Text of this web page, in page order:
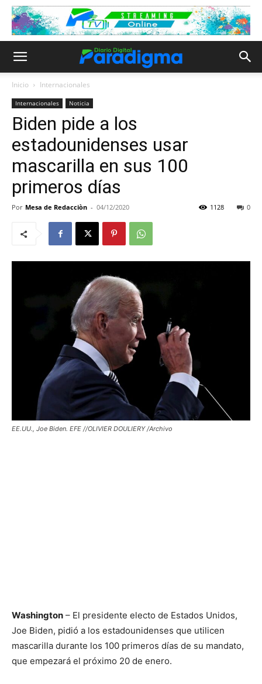
Inicio Internacionales
Internacionales Noticia
Biden pide a los
estadounidenses usar
mascarilla en sus 100
primeros días
Por Mesa de Redacciòn - 04/12/2020 0
1128
EE.UU., Joe Biden. EFE //OLIVIER DOULIERY /Archivo
Washington – El presidente electo de Estados Unidos,
Joe Biden, pidió a los estadounidenses que utilicen
mascarilla durante los 100 primeros días de su mandato,
que empezará el próximo 20 de enero.